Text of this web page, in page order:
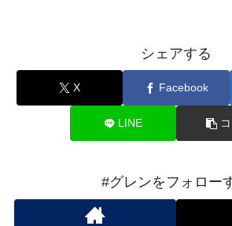
シェアする
X Facebook
LINE
#グレンをフォロー